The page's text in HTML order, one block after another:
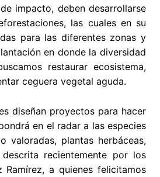
impacto, deben desarrollarse
las cuales en su
para las diferentes zonas y
en donde la diversidad
restaurar ecosistema,
ceguera vegetal aguda.
diseñan proyectos para hacer
en el radar a las especies
valoradas, plantas herbáceas,
recientemente por los
Ramírez, a quienes felicitamos